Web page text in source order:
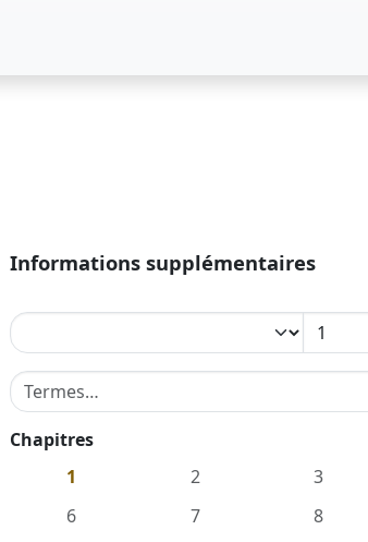
Informations supplémentaires
Terme de recherche dans la concordance
Chapitres
1
2 3
6
7 8